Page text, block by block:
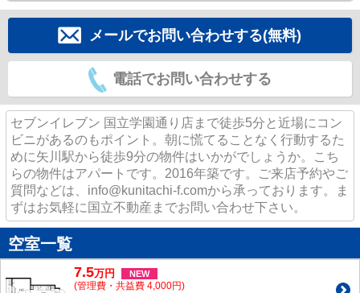
メールでお問い合わせする(無料)
電話でお問い合わせする
セブンイレブン 国立学園通り店まで徒歩5分と近場にコン
ビニがあるのもポイント。朝に慌てることなく行動するた
めに矢川駅から徒歩9分の物件はいかがでしょうか。こち
らの物件はアパートです。2016年築です。ご来店予約やご
質問などは、info@kunitachi-f.comから承っております。ま
ずはお気軽に国立不動産までお問い合わせ下さい。
空室一覧
7.5万円 NEW
(管理費・共益費 4,000円)